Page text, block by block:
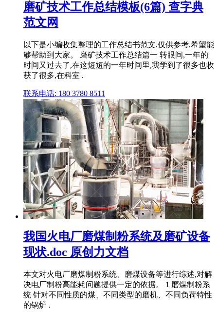
磨矿技术工作总结模板(6篇) 查字典
范文网
以下是小编收集整理的工作总结书范文,仅供参考,希望能
够帮助到大家。 磨矿技术工作总结篇一 转眼间,一年的
时间又过去了,在这短短的一年时间里,我学到了很多也收
获了很多,在科室 .
联系电话: 180 3780 8511
我国火电厂磨煤制粉系统及磨矿设备
现状.doc 原创力文档
本文对火电厂磨煤制粉系统、磨煤设备等进行综述,对解
决电厂制粉高能耗问题提供一定的依据。 1 磨煤制粉系
统 针对不同性质的煤、不同类型的磨机、不同负荷特性
的锅炉 .